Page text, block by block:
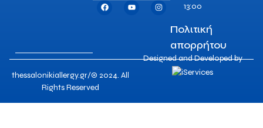
13:00
Πολιτική
απορρήτου
thessalonikiallergy.gr/© 2024. All
Rights Reserved
Designed and Developed by